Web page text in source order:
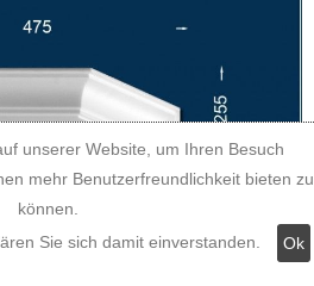
unserer Website, um Ihren Besuch
mehr Benutzerfreundlichkeit bieten zu
können.
Sie sich damit einverstanden.
Ok